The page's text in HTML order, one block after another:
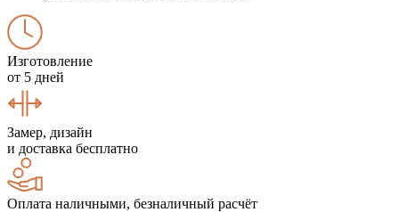
Изготовление
от 5 дней
Замер, дизайн
и доставка бесплатно
Оплата наличными, безналичный расчёт